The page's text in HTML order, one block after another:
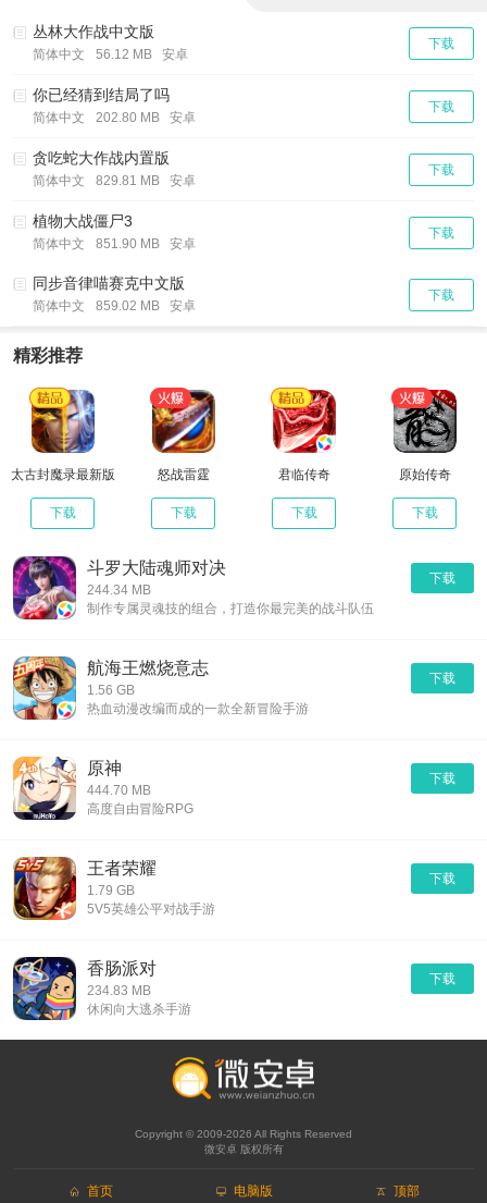
丛林大作战中文版
简体中文 56.12 MB 安卓
下载
你已经猜到结局了吗
简体中文 202.80 MB 安卓
下载
贪吃蛇大作战内置版
简体中文 829.81 MB 安卓
下载
植物大战僵尸3
简体中文 851.90 MB 安卓
下载
同步音律喵赛克中文版
简体中文 859.02 MB 安卓
下载
精彩推荐
太古封魔录最新版
下载
怒战雷霆
下载
君临传奇
下载
原始传奇
下载
斗罗大陆魂师对决
244.34 MB
下载
制作专属灵魂技的组合，打造你最完美的战斗队伍
航海王燃烧意志
1.56 GB
下载
热血动漫改编而成的一款全新冒险手游
原神
444.70 MB
下载
高度自由冒险RPG
王者荣耀
1.79 GB
下载
5V5英雄公平对战手游
香肠派对
234.83 MB
下载
休闲向大逃杀手游
Copyright © 2009-2026 All Rights Reserved
微安卓 版权所有
首页 电脑版 顶部